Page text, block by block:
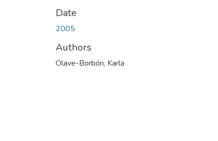
Date
2005
Authors
Olave-Borbón, Karla